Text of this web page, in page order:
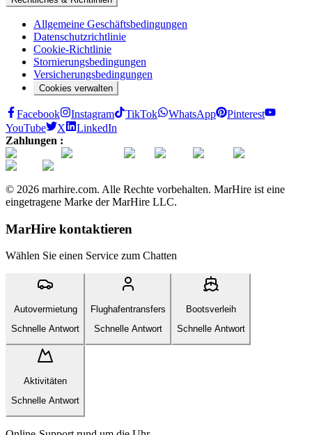
Allgemeine Geschäftsbedingungen
Datenschutzrichtlinie
Cookie-Richtlinie
Stornierungsbedingungen
Versicherungsbedingungen
Cookies verwalten
Facebook Instagram TikTok WhatsApp
Pinterest
YouTube
X
LinkedIn
Zahlungen :
© 2026 marhire.com. Alle Rechte vorbehalten. MarHire ist eine
eingetragene Marke der MarHire LLC.
MarHire kontaktieren
Wählen Sie einen Service zum Chatten
Autovermietung
Schnelle Antwort
Flughafentransfers
Schnelle Antwort
Bootsverleih
Schnelle Antwort
Aktivitäten
Schnelle Antwort